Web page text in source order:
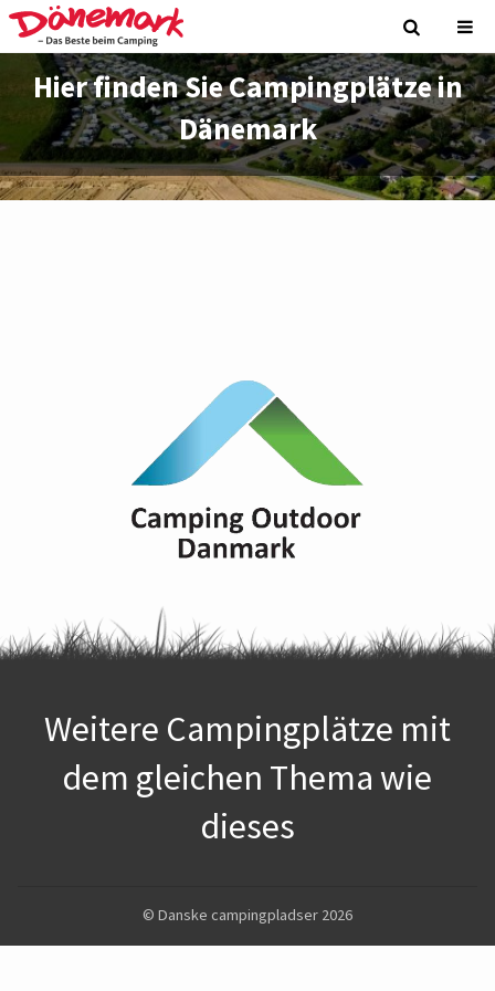
Hier finden Sie Campingplätze in
Dänemark
Weitere Campingplätze mit
dem gleichen Thema wie
dieses
© Danske campingpladser 2026